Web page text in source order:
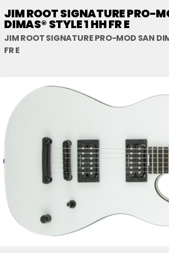
JIM ROOT SIGNATURE PRO-
DIMAS® STYLE 1 HH FR E
JIM ROOT SIGNATURE PRO-MOD SAN
FR E